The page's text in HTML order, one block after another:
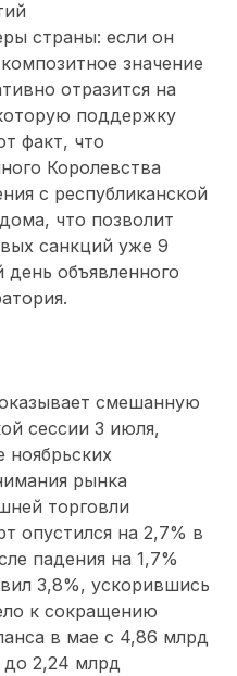
страны: если он
значение
отразится на
поддержку
факт, что
Королевства
с республиканской
что позволит
санкций уже 9
объявленного
смешанную
сессии 3 июля,
ноябрьских
рынка
торговли
опустился на 2,7% в
падения на 1,7%
3,8%, ускорившись
к сокращению
в мае с 4,86 млрд
до 2,24 млрд